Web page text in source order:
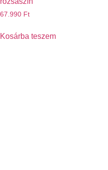
67.990 Ft
Kosárba teszem